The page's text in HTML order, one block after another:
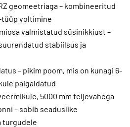
geomeetriaga – kombineeritud
tüüp voltimine
valmistatud süsinikkiust –
stabiilsus ja
– pikim poom, mis on kunagi 6-
paigaldatud
5000 mm teljevahega
– sobib seaduslike
turgudele